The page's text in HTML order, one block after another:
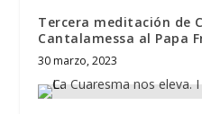
Tercera meditación de
Cantalamessa al Papa
30 marzo, 2023